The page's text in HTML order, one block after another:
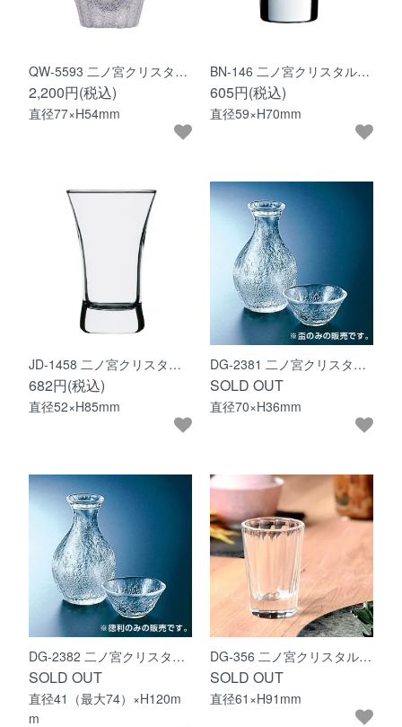
QW-5593 二ノ宮クリスタ…
2,200円(税込)
直径77×H54mm
BN-146 二ノ宮クリスタル…
605円(税込)
直径59×H70mm
JD-1458 二ノ宮クリスタ…
682円(税込)
直径52×H85mm
DG-2381 二ノ宮クリスタ…
SOLD OUT
直径70×H36mm
DG-2382 二ノ宮クリスタ…
SOLD OUT
直径41（最大74）×H120m
m
DG-356 二ノ宮クリスタル…
SOLD OUT
直径61×H91mm